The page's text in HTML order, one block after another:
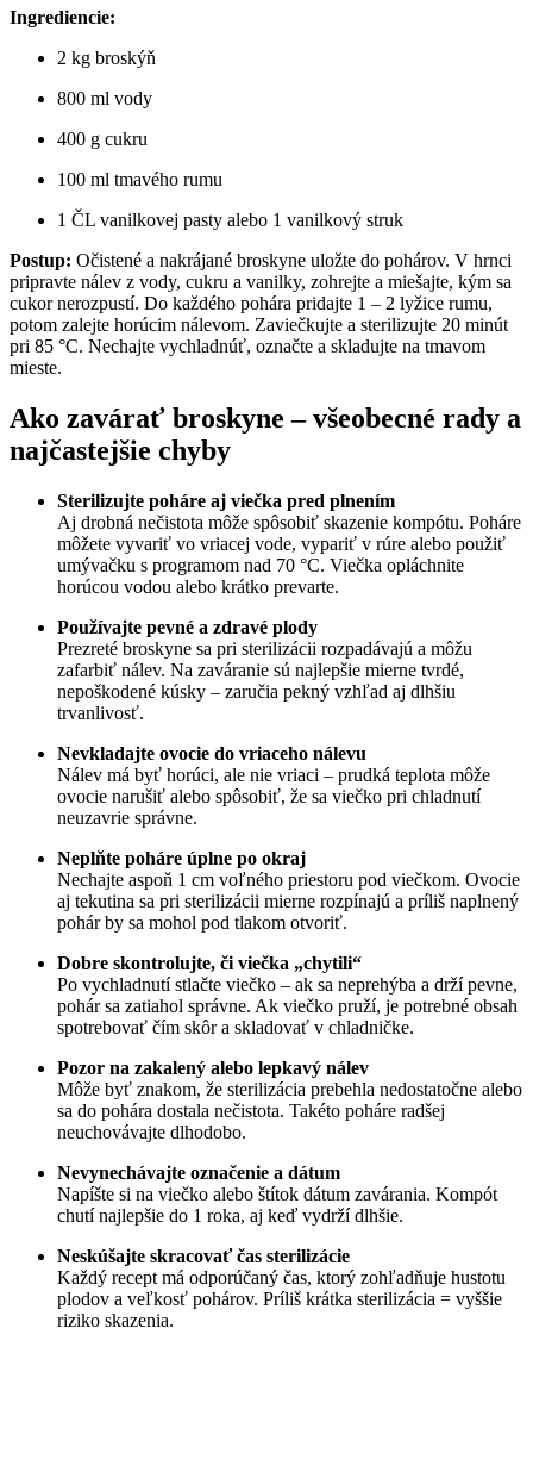
Ingrediencie:
2 kg broskýň
800 ml vody
400 g cukru
100 ml tmavého rumu
1 ČL vanilkovej pasty alebo 1 vanilkový struk
Postup: Očistené a nakrájané broskyne uložte do pohárov. V hrnci
pripravte nálev z vody, cukru a vanilky, zohrejte a miešajte, kým sa
cukor nerozpustí. Do každého pohára pridajte 1 – 2 lyžice rumu,
potom zalejte horúcim nálevom. Zaviečkujte a sterilizujte 20 minút
pri 85 °C. Nechajte vychladnúť, označte a skladujte na tmavom
mieste.
Ako zavárať broskyne – všeobecné rady a
najčastejšie chyby
Sterilizujte poháre aj viečka pred plnením
Aj drobná nečistota môže spôsobiť skazenie kompótu. Poháre
môžete vyvariť vo vriacej vode, vypariť v rúre alebo použiť
umývačku s programom nad 70 °C. Viečka opláchnite
horúcou vodou alebo krátko prevarte.
Používajte pevné a zdravé plody
Prezreté broskyne sa pri sterilizácii rozpadávajú a môžu
zafarbiť nálev. Na zaváranie sú najlepšie mierne tvrdé,
nepoškodené kúsky – zaručia pekný vzhľad aj dlhšiu
trvanlivosť.
Nevkladajte ovocie do vriaceho nálevu
Nálev má byť horúci, ale nie vriaci – prudká teplota môže
ovocie narušiť alebo spôsobiť, že sa viečko pri chladnutí
neuzavrie správne.
Neplňte poháre úplne po okraj
Nechajte aspoň 1 cm voľného priestoru pod viečkom. Ovocie
aj tekutina sa pri sterilizácii mierne rozpínajú a príliš naplnený
pohár by sa mohol pod tlakom otvoriť.
Dobre skontrolujte, či viečka „chytili“
Po vychladnutí stlačte viečko – ak sa neprehýba a drží pevne,
pohár sa zatiahol správne. Ak viečko pruží, je potrebné obsah
spotrebovať čím skôr a skladovať v chladničke.
Pozor na zakalený alebo lepkavý nálev
Môže byť znakom, že sterilizácia prebehla nedostatočne alebo
sa do pohára dostala nečistota. Takéto poháre radšej
neuchovávajte dlhodobo.
Nevynechávajte označenie a dátum
Napíšte si na viečko alebo štítok dátum zavárania. Kompót
chutí najlepšie do 1 roka, aj keď vydrží dlhšie.
Neskúšajte skracovať čas sterilizácie
Každý recept má odporúčaný čas, ktorý zohľadňuje hustotu
plodov a veľkosť pohárov. Príliš krátka sterilizácia = vyššie
riziko skazenia.